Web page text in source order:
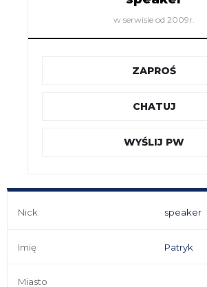
w serwisie od 2009r.
ZAPROŚ
CHATUJ
WYŚLIJ PW
Nick speaker
Imię Patryk
Miasto